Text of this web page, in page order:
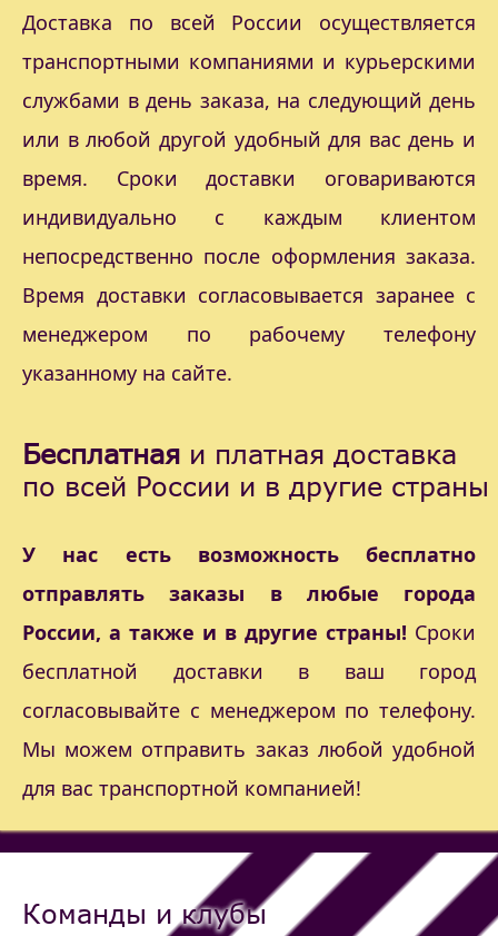
Доставка по всей России осуществляется
транспортными компаниями и курьерскими
службами в день заказа, на следующий день
или в любой другой удобный для вас день и
время. Сроки доставки оговариваются
индивидуально с каждым клиентом
непосредственно после оформления заказа.
Время доставки согласовывается заранее с
менеджером по рабочему телефону
указанному на сайте.
Бесплатная и платная доставка
по всей России и в другие страны
У нас есть возможность бесплатно
отправлять заказы в любые города
России, а также и в другие страны! Сроки
бесплатной доставки в ваш город
согласовывайте с менеджером по телефону.
Мы можем отправить заказ любой удобной
для вас транспортной компанией!
Команды и клубы